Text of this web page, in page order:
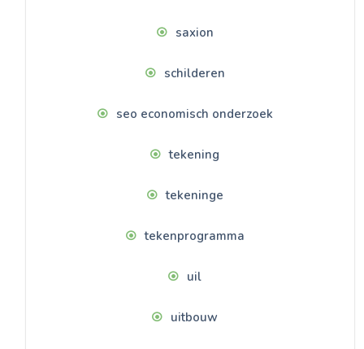
saxion
schilderen
seo economisch onderzoek
tekening
tekeninge
tekenprogramma
uil
uitbouw